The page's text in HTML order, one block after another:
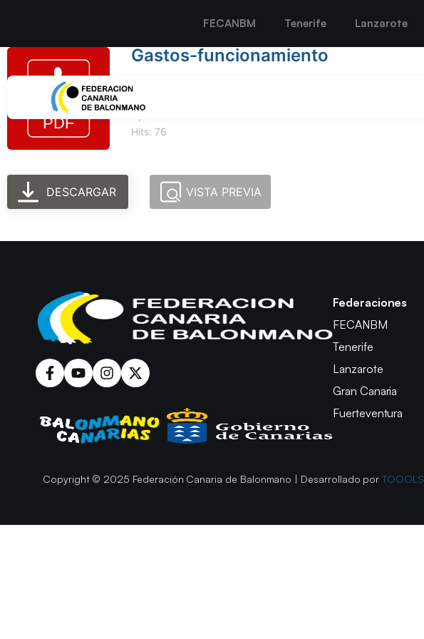
FECANBM Tenerife Lanzarote
Gastos-funcionamiento
Hits: 76
DESCARGAR VISTA PREVIA
Federaciones
FECANBM
Tenerife
Lanzarote
Gran Canaria
Fuerteventura
Copyright © 2025 Federación Canaria de Balonmano | Desarrollado porTOOOLS